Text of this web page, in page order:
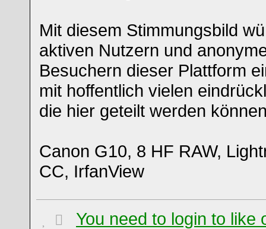
Mit diesem Stimmungsbild
aktiven Nutzern und
Besuchern dieser Plattform
mit hoffentlich vielen
die hier geteilt werden
Canon G10, 8 HF RAW,
CC, IrfanView
You need to login to like